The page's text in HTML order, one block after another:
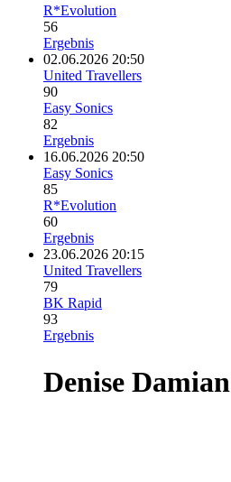
R*Evolution
56
Ergebnis
02.06.2026 20:50
United Travellers
90
Easy Sonics
82
Ergebnis
16.06.2026 20:50
Easy Sonics
85
R*Evolution
60
Ergebnis
23.06.2026 20:15
United Travellers
79
BK Rapid
93
Ergebnis
Denise Damian